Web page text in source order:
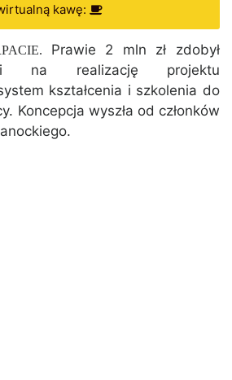
kawę:
Prawie 2 mln zł zdobył
na realizację projektu
kształcenia i szkolenia do
Koncepcja wyszła od członków